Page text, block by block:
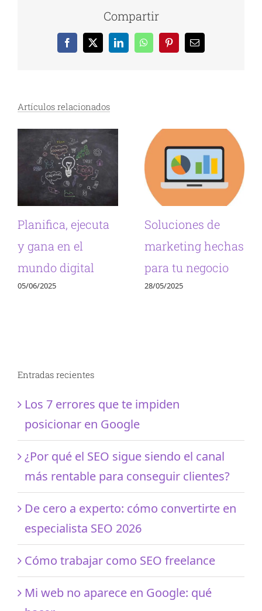
Compartir
Facebook
X LinkedInWhatsAppPinterestCorreo
Artículos relacionados
Planifica, ejecuta
y gana en el
mundo digital
05/06/2025
Soluciones de
marketing hechas
para tu negocio
28/05/2025
Entradas recientes
Los 7 errores que te impiden
posicionar en Google
¿Por qué el SEO sigue siendo el canal
más rentable para conseguir clientes?
De cero a experto: cómo convertirte en
especialista SEO 2026
Cómo trabajar como SEO freelance
Mi web no aparece en Google: qué